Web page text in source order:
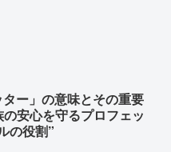
ター」の意味とその重要
安心を守るプロフェッ
の役割”